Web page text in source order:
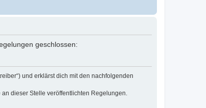
geschlossen:
und erklärst dich mit den nachfolgenden
dieser Stelle veröffentlichten Regelungen.